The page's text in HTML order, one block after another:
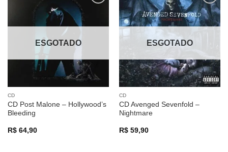
Adicionar
a lista de
desejos
ESGOTADO
CD
CD Post Malone – Hollywood’s
Bleeding
R$64,90
Adicionar
a lista de
desejos
ESGOTADO
CD
CD Avenged Sevenfold –
Nightmare
R$59,90